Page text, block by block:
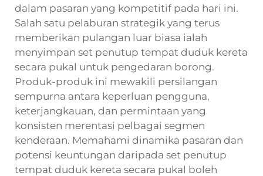
dalam pasaran yang kompetitif pada hari ini.
Salah satu pelaburan strategik yang terus
memberikan pulangan luar biasa ialah
menyimpan set penutup tempat duduk kereta
secara pukal untuk pengedaran borong.
Produk-produk ini mewakili persilangan
sempurna antara keperluan pengguna,
keterjangkauan, dan permintaan yang
konsisten merentasi pelbagai segmen
kenderaan. Memahami dinamika pasaran dan
potensi keuntungan daripada set penutup
tempat duduk kereta secara pukal boleh